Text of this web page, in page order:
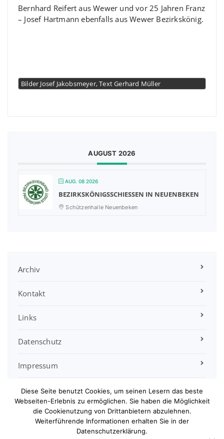
Bernhard Reifert aus Wewer und vor 25 Jahren Franz
– Josef Hartmann ebenfalls aus Wewer Bezirkskönig.
Bilder Josef Jakobsmeyer, Text Gerhard Müller
AUGUST 2026
AUG. 08 2026
BEZIRKSKÖNIGSSCHIESSEN IN NEUENBEKEN
Schützenhalle Neuenbeken
Archiv
Kontakt
Links
Datenschutz
Impressum
Satzung
Sitemap
Diese Seite benutzt Cookies, um seinen Lesern das beste
Webseiten-Erlebnis zu ermöglichen. Sie haben die Möglichkeit
die Cookienutzung von Drittanbietern abzulehnen.
Weiterführende Informationen erhalten Sie in der
Datenschutzerklärung.